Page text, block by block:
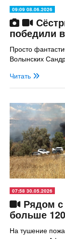
09:09 08.06.2026
победили
Просто
Волынских
Читать
07:58 30.05.2026
Рядом
больше
На тушение